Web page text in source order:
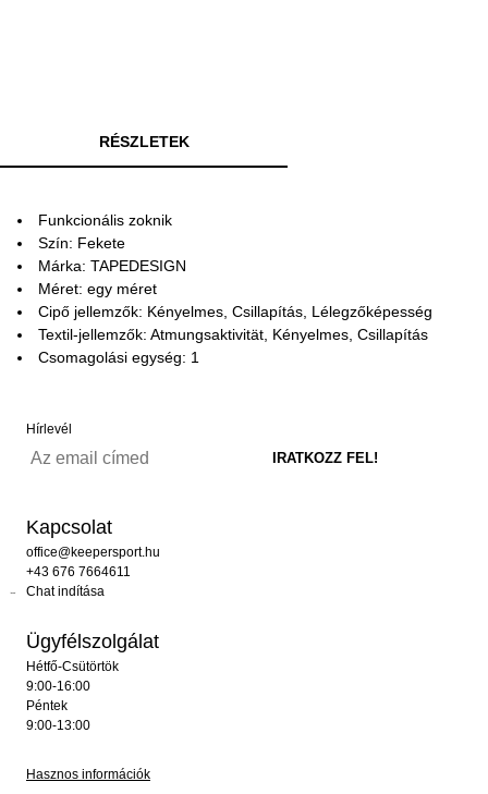
RÉSZLETEK
Funkcionális zoknik
Szín: Fekete
Márka: TAPEDESIGN
Méret: egy méret
Cipő jellemzők: Kényelmes, Csillapítás, Lélegzőképesség
Textil-jellemzők: Atmungsaktivität, Kényelmes, Csillapítás
Csomagolási egység: 1
Hírlevél
Kapcsolat
office@keepersport.hu
+43 676 7664611
Chat indítása
Ügyfélszolgálat
Hétfő-Csütörtök
9:00-16:00
Péntek
9:00-13:00
Hasznos információk